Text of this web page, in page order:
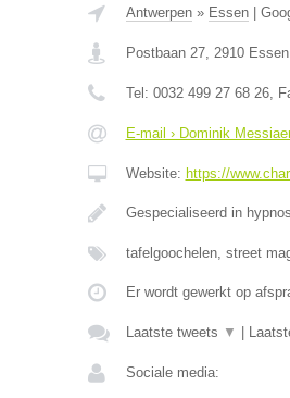
Antwerpen» Essen|
Postbaan 27, 2910 Essen
Tel: 0032 499 27 68 26,
E-mail › Dominik
Website: https://
Gespecialiseerd in
tafelgoochelen, street
Er wordt gewerkt op
Laatste tweets ▼
Sociale media: